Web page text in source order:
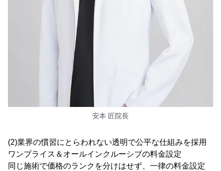
安本 匠院長
(2)業界の慣習にとらわれない透明で公平な仕組みを採用
ワンプライス＆オールインクルーシブの料金設定
同じ施術で価格のランクを分けはせず、一律の料金設定